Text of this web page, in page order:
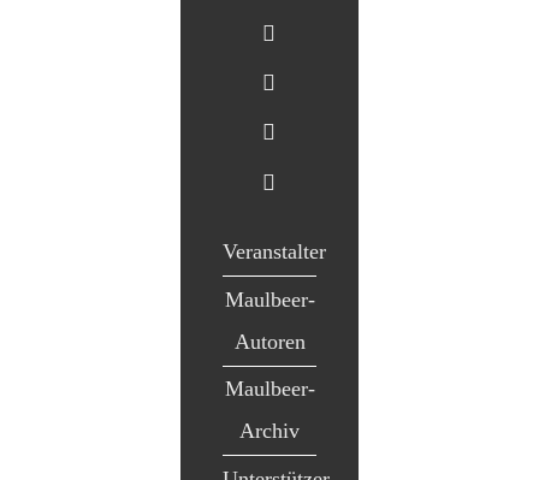
Veranstalter
Maulbeer-
Autoren
Maulbeer-
Archiv